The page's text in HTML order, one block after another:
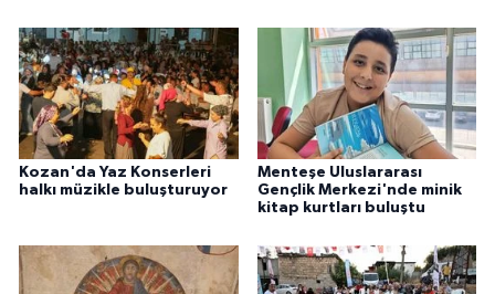
Kozan'da Yaz Konserleri
halkı müzikle buluşturuyor
Menteşe Uluslararası
Gençlik Merkezi'nde minik
kitap kurtları buluştu